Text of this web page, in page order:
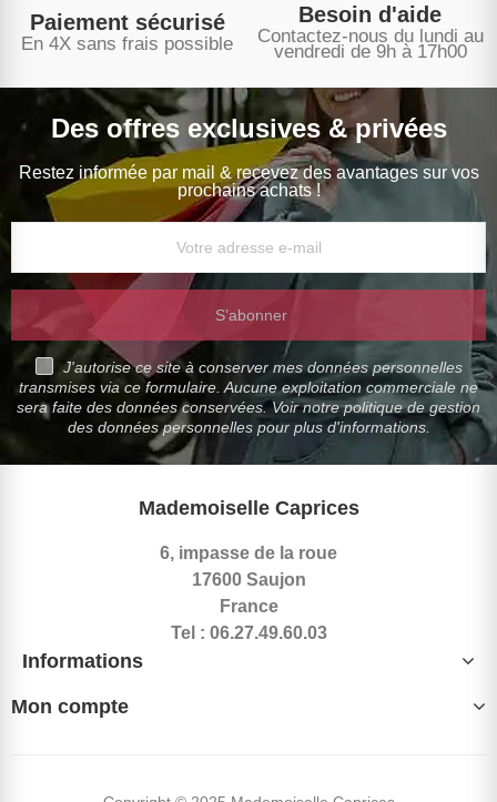
Paiement sécurisé
En 4X sans frais possible
Besoin d'aide
Contactez-nous du lundi au
vendredi de 9h à 17h00
Des offres exclusives & privées
Restez informée par mail & recevez des avantages sur vos
prochains achats !
S’abonner
J'autorise ce site à conserver mes données personnelles
transmises via ce formulaire. Aucune exploitation commerciale ne
sera faite des données conservées. Voir notre politique de gestion
des données personnelles pour plus d'informations.
Mademoiselle Caprices
6, impasse de la roue
17600 Saujon
France
Tel : 06.27.49.60.03
Informations
Mon compte